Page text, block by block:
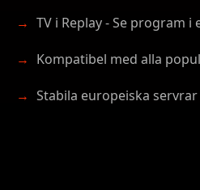
TV i Replay - Se program i
Kompatibel med alla
Stabila europeiska